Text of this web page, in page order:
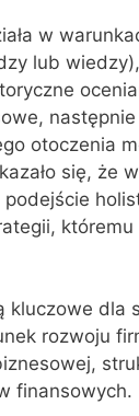
w
lub
otoczenia
się, że
dla
rozwoju
finansowych.